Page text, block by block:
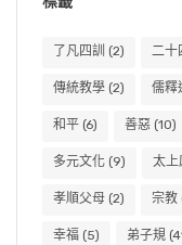
了凡四訓 (2) 二十
傳統教學 (2) 儒釋
和平 (6) 善惡 (10)
多元文化 (9) 太上
孝順父母 (2) 宗教
幸福 (5) 弟子規